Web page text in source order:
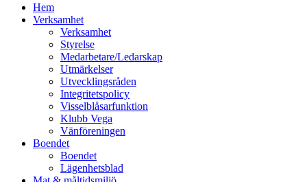
Hem
Verksamhet
Verksamhet
Styrelse
Medarbetare/Ledarskap
Utmärkelser
Utvecklingsråden
Integritetspolicy
Visselblåsarfunktion
Klubb Vega
Vänföreningen
Boendet
Boendet
Lägenhetsblad